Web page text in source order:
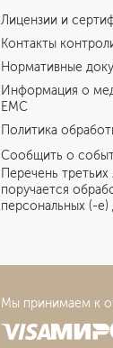
Лицензии и
Контакты
Нормативные
Информация о
EMC
Политика
Сообщить о
Перечень
поручается
персональных (-е)
Мы принимаем к